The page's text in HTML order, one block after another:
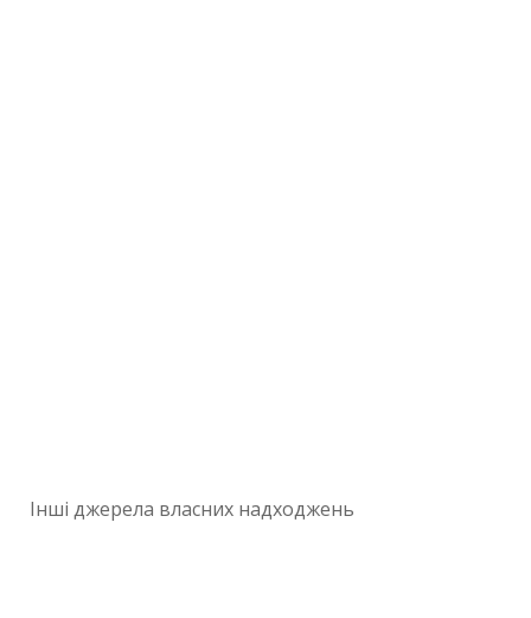
Інші джерела власних надходжень